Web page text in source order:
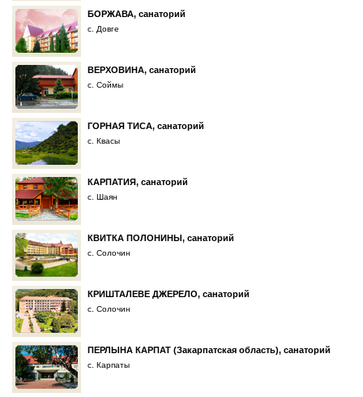
БОРЖАВА, санаторий
с. Довге
ВЕРХОВИНА, санаторий
с. Соймы
ГОРНАЯ ТИСА, санаторий
с. Квасы
КАРПАТИЯ, санаторий
с. Шаян
КВИТКА ПОЛОНИНЫ, санаторий
с. Солочин
КРИШТАЛЕВЕ ДЖЕРЕЛО, санаторий
с. Солочин
ПЕРЛЫНА КАРПАТ (Закарпатская область), санаторий
с. Карпаты